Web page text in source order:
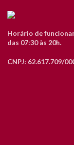
Horário de
das 07:30 às 20h.
CNPJ: 62.617.709/